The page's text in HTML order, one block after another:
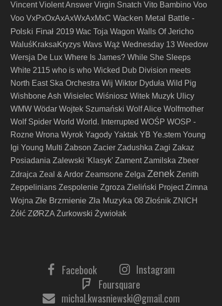
Vincent Violent Answer Virgin Snatch Vito Bambino Voo
Voo VxPxOxAxAxWxAxMxC Wacken Metal Battle -
Polski Finał 2019 Wac Toja Wagon Walls Of Jericho
WaluśKraksaKryzys Wavs Wąż Wednesday 13 Weedow
Wersja De Lux Where Is James? While She Sleeps
White 2115 who is who Wicked Dub Division meets
North East Ska Orchestra Wij Wiktor Dyduła Wild Pig
Wishbone Ash Wisielec Wiśniosz Witek Muzyk Ulicy
WMW Wödar Wojtek Szumański Wolf Alice Wolfmother
Wolf Spider World World. Interrupted WOŚP WOSP -
Rozne Wrona Wyrok Yagody Yaktak YB Ye.stem Young
Igi Young Multi Żabson Zacier Zadushka Zagi Zakaz
Posiadania Zalewski 'Klasyk' Zament Zamilska Zbeer
Zdrajca Zeal & Ardor Zeamsone Zelga Zenek Zenith
Zeppelinians Zespolenie Zgroza Zieliński Project Zimna
Wojna Złe Brzmienie Zła Muzyka 08 Złośnik ZNICH
Żółć ZØRZA Żurkowski Żywiołak
Facebook
Instagram
Foursquare
michal.kwasniewski@gmail.com